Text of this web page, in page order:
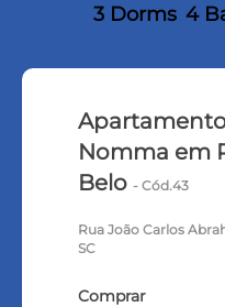
3 Dorms 4
Nomma em
Belo - Cód.43
Rua João Carlos
SC
Comprar